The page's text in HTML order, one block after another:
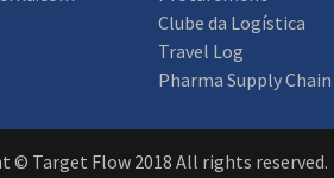
Clube da Logística
Travel Log
Pharma Supply Chain
© Target Flow 2018 All rights reserved.